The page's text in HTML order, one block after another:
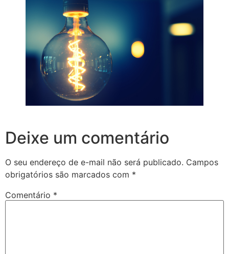
Deixe um comentário
O seu endereço de e-mail não será publicado. Campos
obrigatórios são marcados com *
Comentário *